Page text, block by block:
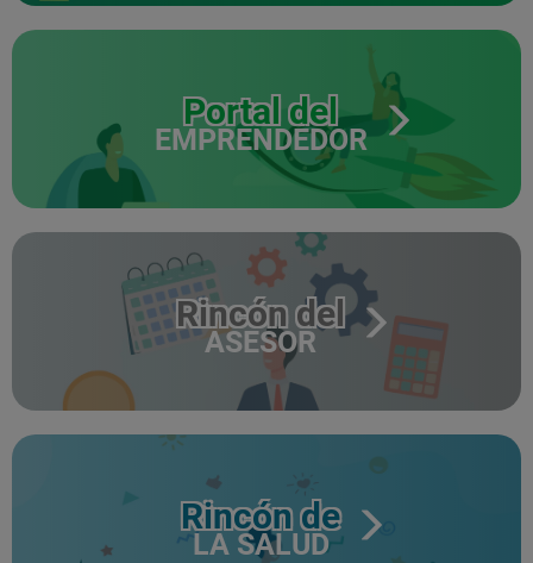
Portal del
EMPRENDEDOR
Rincón del
ASESOR
Rincón de
LA SALUD